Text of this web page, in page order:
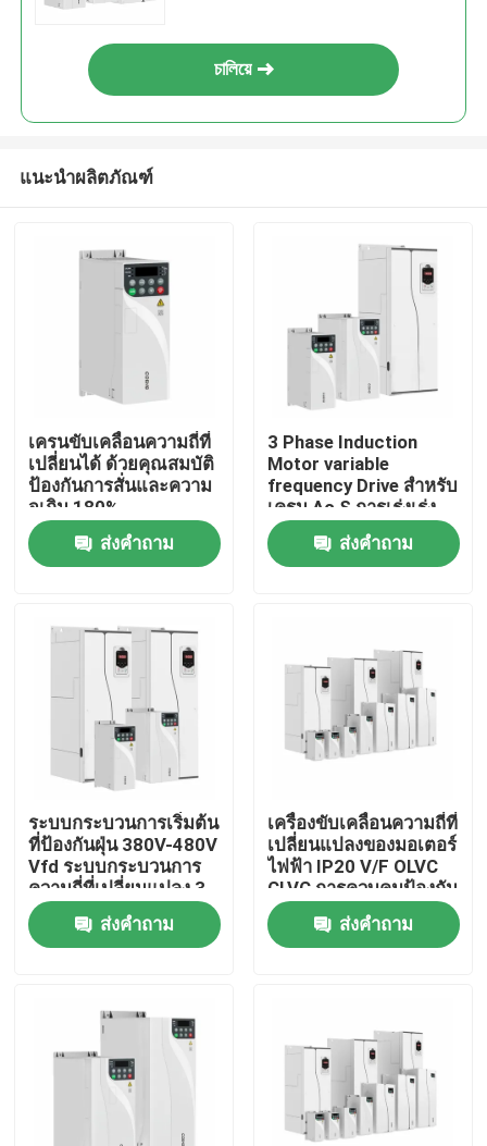
บ้าน
เกี่ยวกับเรา
ทัวร์โรงงาน
การควบคุมคุณภาพ
ติดต่อเรา
ขอทุน
ไดรฟ์ความถี่ตัวแปร VFD
চালিয়ে
แนะนำผลิตภัณฑ์
เครนขับเคลื่อนความถี่ที่
เปลี่ยนได้ ด้วยคุณสมบัติ
ป้องกันการสั่นและความ
จุเกิน 180%
ส่งคำถาม
3 Phase Induction
Motor variable
frequency Drive สําหรับ
เครน Ac S การเร่งเร่ง
โค้ง
ส่งคำถาม
ระบบกระบวนการเริ่มต้น
ที่ป้องกันฝุ่น 380V-480V
Vfd ระบบกระบวนการ
ความถี่ที่เปลี่ยนแปลง 3
ขั้นตอนสําหรับเครน
ส่งคำถาม
เครื่องขับเคลื่อนความถี่ที่
เปลี่ยนแปลงของมอเตอร์
ไฟฟ้า IP20 V/F OLVC
CLVC การควบคุมป้องกัน
เชือกต่อการลด
ส่งคำถาม